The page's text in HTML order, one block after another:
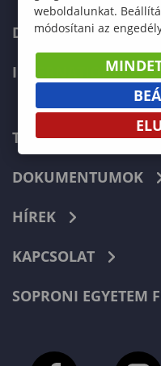
DOKTORI ISKOLA
INTERNATIONAL
TELEFONKÖNYV
DOKUMENTUMOK
HÍREK
KAPCSOLAT
SOPRONI EGYETEM
weboldalunkat.
módosítani az